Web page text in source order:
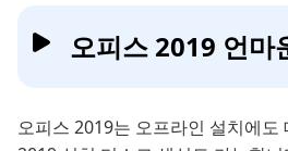
오피스 2019 언마
오피스 2019는 오프라인 설치에도